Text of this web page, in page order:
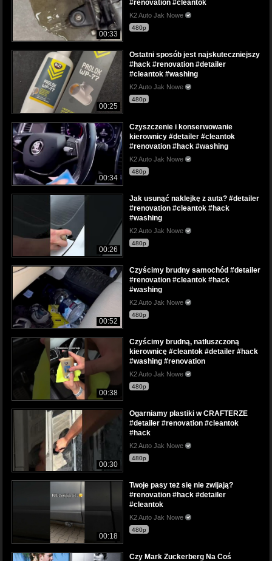
00:33
#renovation #cleantok
K2 Auto Jak Nowe
480p
00:25
Ostatni sposób jest najskuteczniejszy
#hack #renovation #detailer
#cleantok #washing
K2 Auto Jak Nowe
480p
00:34
Czyszczenie i konserwowanie
kierownicy #detailer #cleantok
#renovation #hack #washing
K2 Auto Jak Nowe
480p
00:26
Jak usunąć naklejkę z auta? #detailer
#renovation #cleantok #hack
#washing
K2 Auto Jak Nowe
480p
00:52
Czyścimy brudny samochód #detailer
#renovation #cleantok #hack
#washing
K2 Auto Jak Nowe
480p
00:38
Czyścimy brudną, natłuszczoną
kierownicę #cleantok #detailer #hack
#washing #renovation
K2 Auto Jak Nowe
480p
00:30
Ogarniamy plastiki w CRAFTERZE
#detailer #renovation #cleantok
#hack
K2 Auto Jak Nowe
480p
00:18
Twoje pasy też się nie zwijają?
#renovation #hack #detailer
#cleantok
K2 Auto Jak Nowe
480p
Czy Mark Zuckerberg Na Coś